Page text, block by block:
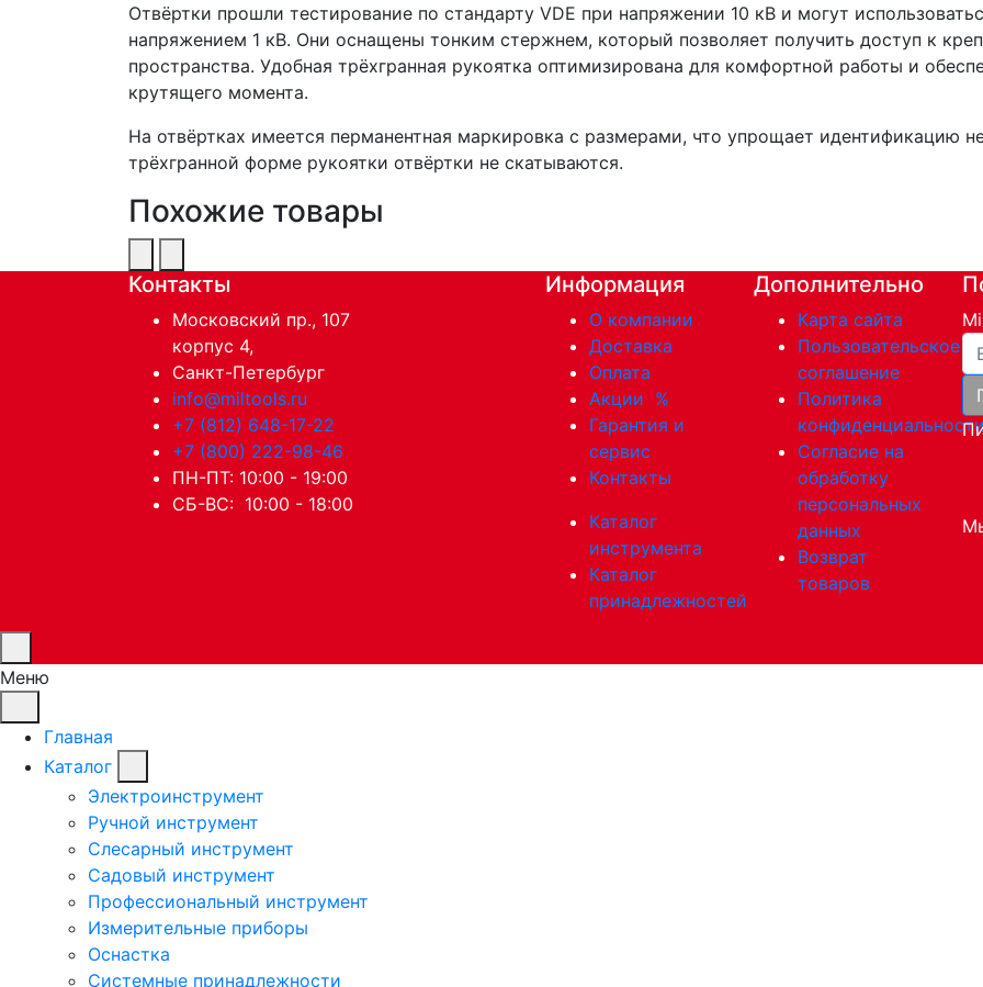
Отвёртки прошли тестирование по стандарту VDE при напряжении 10 кВ и могут
напряжением 1 кВ. Они оснащены тонким стержнем, который позволяет получить доступ к
пространства. Удобная трёхгранная рукоятка оптимизирована для комфортной работы и
крутящего момента.
На отвёртках имеется перманентная маркировка с размерами, что упрощает идентификацию
трёхгранной форме рукоятки отвёртки не скатываются.
Похожие товары
Контакты
Московский пр., 107
корпус 4,
Санкт-Петербург
info@miltools.ru
+7 (812) 648-17-22
+7 (800) 222-98-46
ПН-ПТ: 10:00 - 19:00
СБ-ВС: 10:00 - 18:00
Информация
О компании
Доставка
Оплата
Акции %
Гарантия и
сервис
Контакты
Каталог
инструмента
Каталог
принадлежностей
Дополнительно
Карта сайта
Пользовательское
соглашение
Политика
Согласие на
обработку
персональных
данных
Возврат
товаров
Меню
Главная
Каталог
Электроинструмент
Ручной инструмент
Слесарный инструмент
Садовый инструмент
Профессиональный инструмент
Измерительные приборы
Оснастка
Системные принадлежности